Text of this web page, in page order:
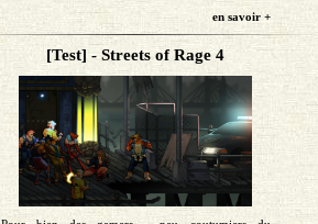
en savoir +
[Test] - Streets of Rage 4